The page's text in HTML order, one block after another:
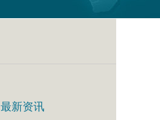
最新资讯